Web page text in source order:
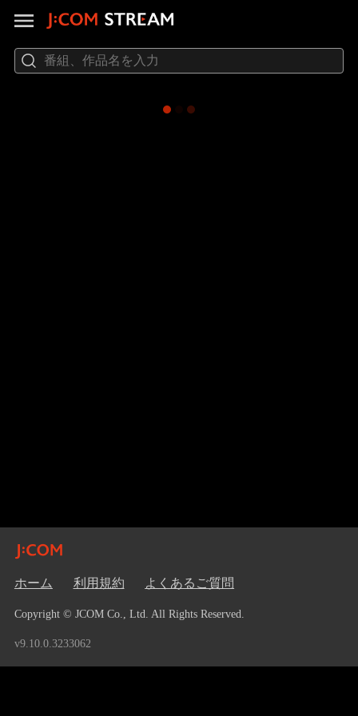
ホーム 利用規約 よくあるご質問
Copyright © JCOM Co., Ltd. All Rights Reserved.
v9.10.0.3233062